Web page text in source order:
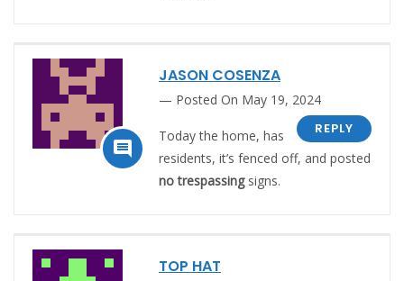

JASON COSENZA
Posted On May 19, 2024
REPLY
Today the home, has
residents, it’s fenced off, and posted
no trespassingsigns.
TOP HAT